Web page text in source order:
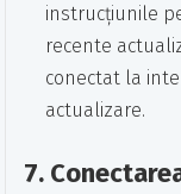
instrucțiunile
recente
conectat la
actualizare.
7.